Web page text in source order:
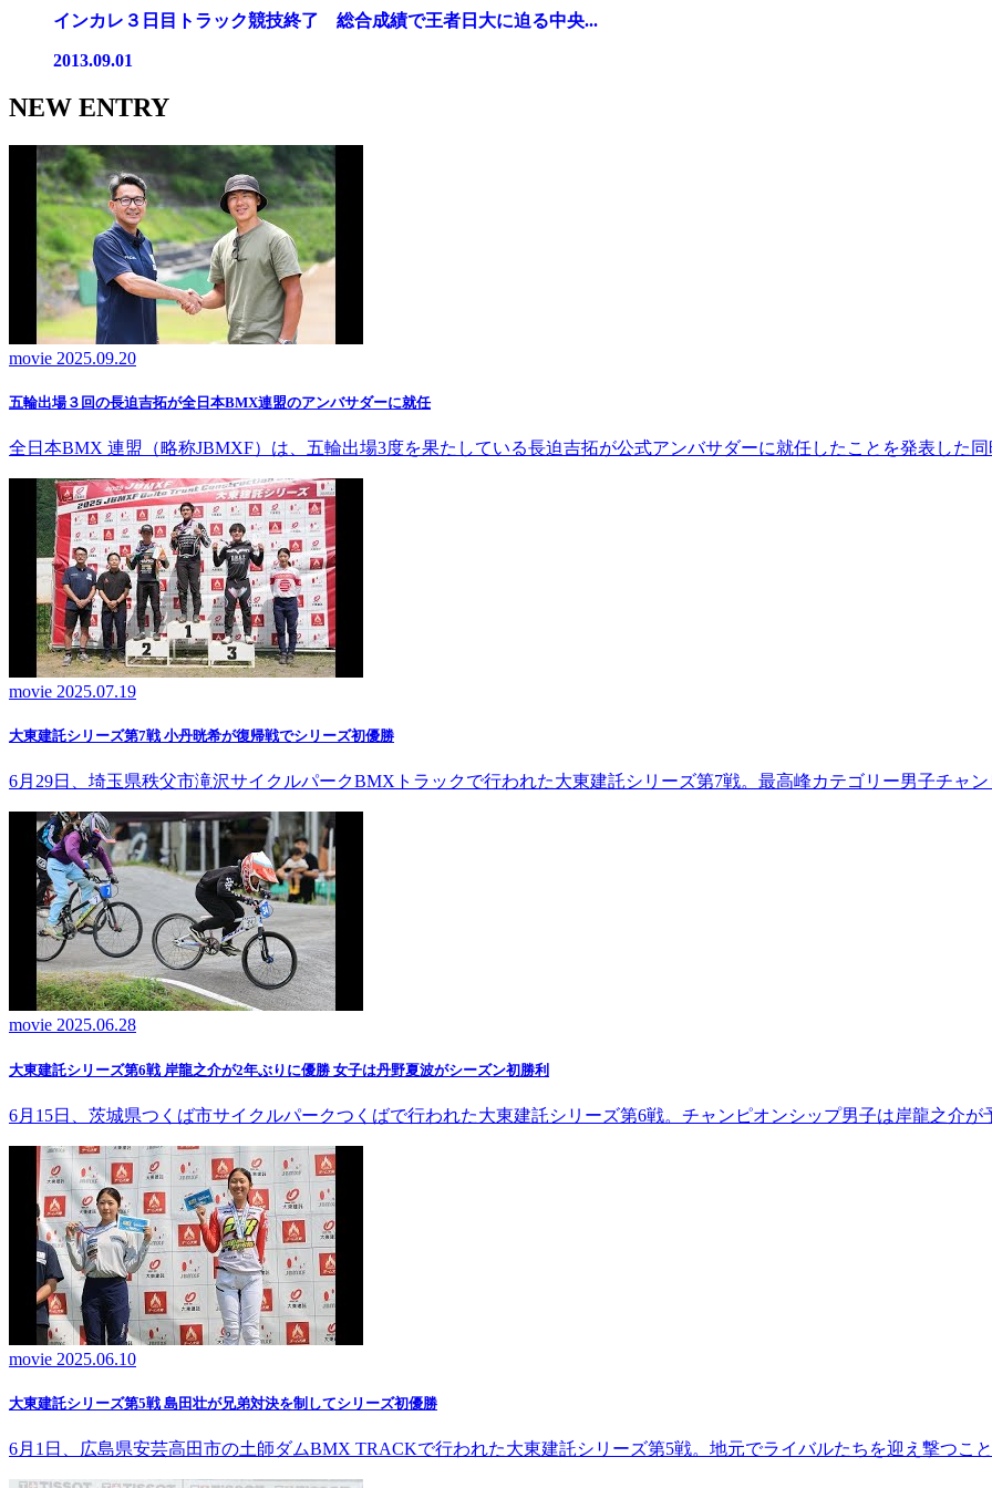
インカレ３日目トラック競技終了 総合成績で王者日大に迫る中央...
2013.09.01
NEW ENTRY
movie 2025.09.20
五輪出場３回の長迫吉拓が全日本BMX連盟のアンバサダーに就任
全日本BMX 連盟（略称JBMXF）は、五輪出場3度を果たしている長迫吉拓が公式アンバサダーに就任したことを発表した
movie 2025.07.19
大東建託シリーズ第7戦 ⼩丹晄希が復帰戦でシリーズ初優勝
6月29日、埼玉県秩父市滝沢サイクルパークBMXトラックで行われた大東建託シリーズ第7戦。最高峰カテゴリー男子チャ
movie 2025.06.28
大東建託シリーズ第6戦 岸龍之介が2年ぶりに優勝 女子は丹野夏波がシーズン初勝利
6月15日、茨城県つくば市サイクルパークつくばで行われた大東建託シリーズ第6戦。チャンピオンシップ男子は岸龍之介
movie 2025.06.10
大東建託シリーズ第5戦 島田壮が兄弟対決を制してシリーズ初優勝
6月1日、広島県安芸高田市の土師ダムBMX TRACKで行われた大東建託シリーズ第5戦。地元でライバルたちを迎え撃つこ